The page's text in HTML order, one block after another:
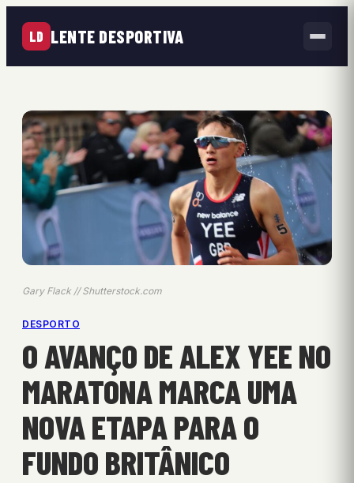
LD LENTE DESPORTIVA
Gary Flack // Shutterstock.com
DESPORTO
O AVANÇO DE ALEX YEE NO
MARATONA MARCA UMA
NOVA ETAPA PARA O
FUNDO BRITÂNICO